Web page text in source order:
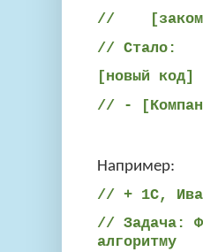
//
// Стало:
[новый код]
// -
Например:
// + 1С,
// Задача: Ф-
алгоритму